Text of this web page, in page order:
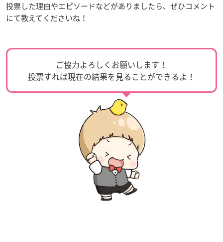
投票した理由やエピソードなどがありましたら、ぜひコメント
にて教えてくださいね！
ご協力よろしくお願いします！
投票すれば現在の結果を見ることができるよ！